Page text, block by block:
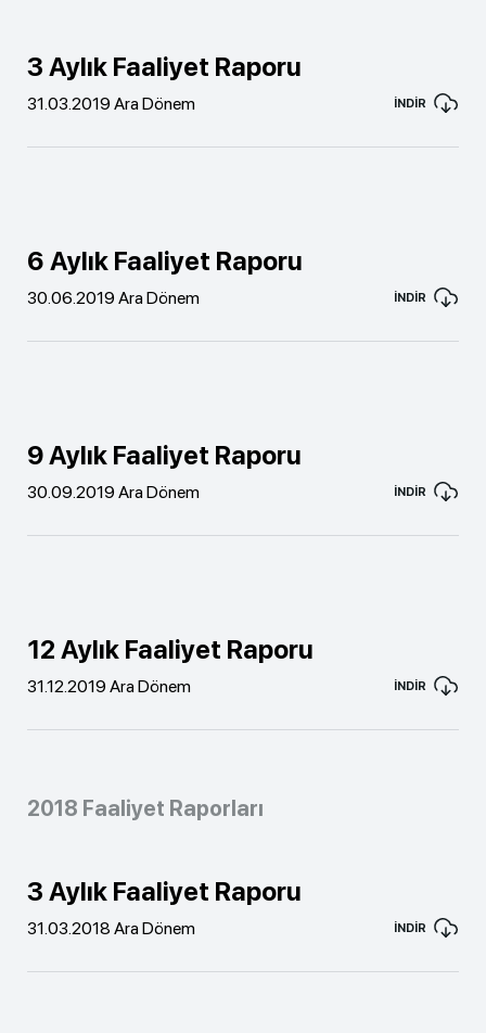
3 Aylık Faaliyet Raporu
31.03.2019 Ara Dönem İNDİR
6 Aylık Faaliyet Raporu
30.06.2019 Ara Dönem İNDİR
9 Aylık Faaliyet Raporu
30.09.2019 Ara Dönem İNDİR
12 Aylık Faaliyet Raporu
31.12.2019 Ara Dönem İNDİR
2018 Faaliyet Raporları
3 Aylık Faaliyet Raporu
31.03.2018 Ara Dönem İNDİR